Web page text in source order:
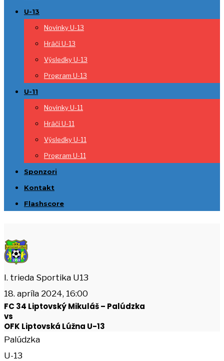
U-13
Novinky U-13
Hráči U-13
Výsledky U-13
Program U-13
U-11
Novinky U-11
Hráči U-11
Výsledky U-11
Program U-11
Sponzori
Kontakt
Flashscore
I. trieda Sportika U13
18. apríla 2024, 16:00
FC 34 Liptovský Mikuláš – Palúdzka
vs
OFK Liptovská Lúžna U-13
Palúdzka
U-13